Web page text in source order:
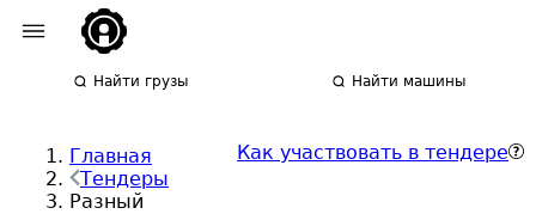
Найти грузы Найти машины
Главная
Тендеры
Разный
Как участвовать в тендере